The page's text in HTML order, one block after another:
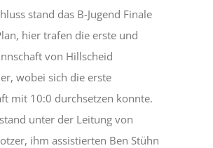
stand das B-Jugend Finale
hier trafen die erste und
von Hillscheid
wobei sich die erste
mit 10:0 durchsetzen konnte.
unter der Leitung von
ihm assistierten Ben Stühn